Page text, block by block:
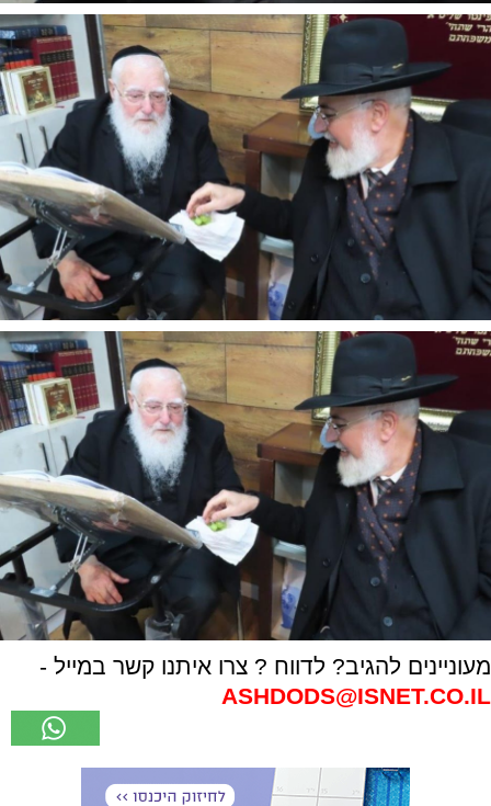
מעוניינים להגיב? לדווח ? צרו איתנו קשר במייל -
ASHDODS@ISNET.CO.IL